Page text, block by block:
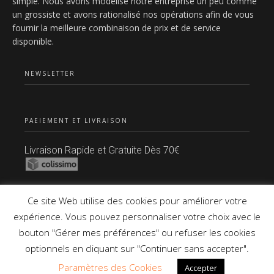
un grossiste et avons rationalisé nos opérations afin de vous
fournir la meilleure combinaison de prix et de service
disponible.
NEWSLETTER
PAEIEMENT ET LIVRAISON
Livraison Rapide et Gratuite Dès 70€
Copyright © 2021 Tous Droits Réservés.
Ce site Web utilise des cookies pour améliorer votre
expérience. Vous pouvez personnaliser votre choix avec le
bouton "Gérer mes préférences" ou refuser les cookies
optionnels en cliquant sur "Continuer sans accepter".
Paramètres des Cookies
Accepter